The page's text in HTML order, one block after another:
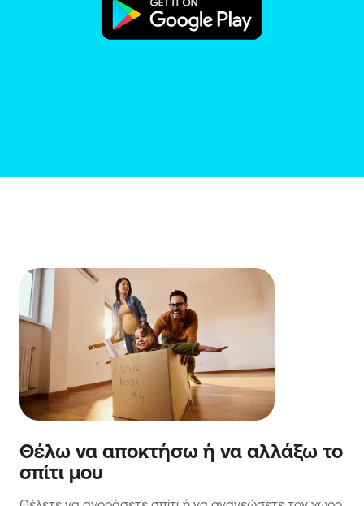
Θέλω να αποκτήσω ή να αλλάξω το
σπίτι μου